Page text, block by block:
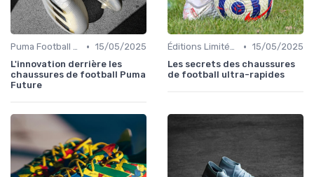
Puma Football Boots • 15/05/2025
L'innovation derrière les
chaussures de football Puma
Future
Éditions Limitées et Collaborations • 15/05/2025
Les secrets des chaussures
de football ultra-rapides